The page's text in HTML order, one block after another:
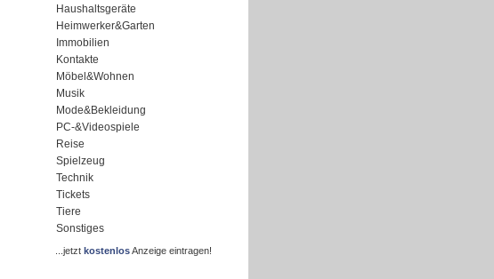
Haushaltsgeräte
Heimwerker&Garten
Immobilien
Kontakte
Möbel&Wohnen
Musik
Mode&Bekleidung
PC-&Videospiele
Reise
Spielzeug
Technik
Tickets
Tiere
Sonstiges
...jetzt kostenlosAnzeige eintragen!